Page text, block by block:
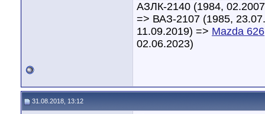
АЗЛК-2140 (1984,
=> ВАЗ-2107 (1985,
11.09.2019) => Mazda 626
02.06.2023)
31.08.2018, 13:12